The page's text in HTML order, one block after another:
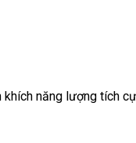
năng lượng tích